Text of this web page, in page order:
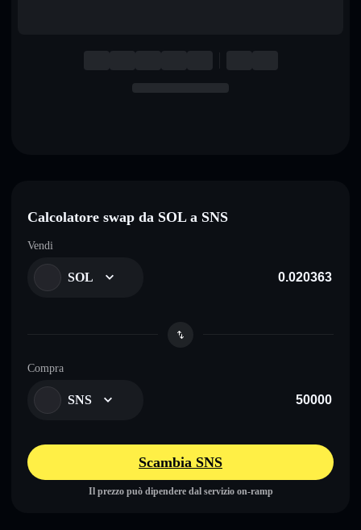
Calcolatore swap da SOL a SNS
Vendi
SOL
Compra
SNS
Scambia SNS
Il prezzo può dipendere dal servizio on-ramp